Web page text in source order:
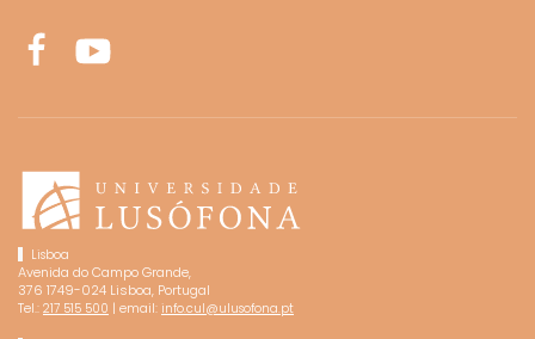
Lisboa
Avenida do Campo Grande,
376 1749-024 Lisboa, Portugal
Tel.: 217 515 500 | email: info.cul@ulusofona.pt